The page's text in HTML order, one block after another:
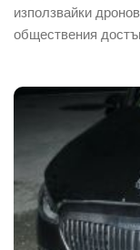
използвайки
обществения